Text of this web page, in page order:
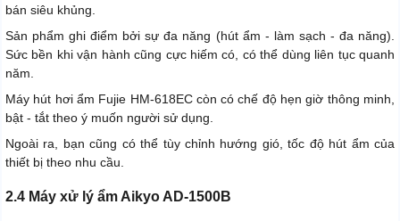
bán siêu khủng.
Sản phẩm ghi điểm bởi sự đa năng (hút ẩm - làm sạch - đa năng).
Sức bền khi vận hành cũng cực hiếm có, có thể dùng liên tục quanh
năm.
Máy hút hơi ẩm Fujie HM-618EC còn có chế độ hẹn giờ thông minh,
bật - tắt theo ý muốn người sử dụng.
Ngoài ra, bạn cũng có thể tùy chỉnh hướng gió, tốc độ hút ẩm của
thiết bị theo nhu cầu.
2.4 Máy xử lý ẩm Aikyo AD-1500B